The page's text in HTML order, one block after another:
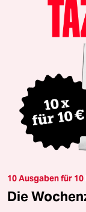
10 Ausgaben für 10
Die